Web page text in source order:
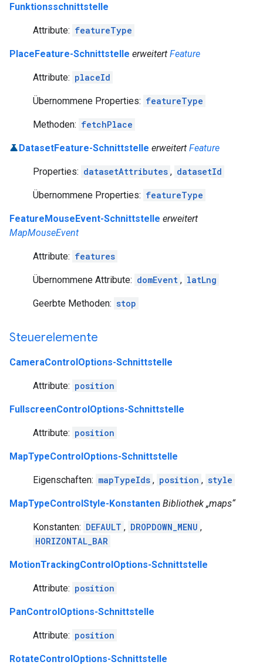
Funktionsschnittstelle
Attribute: featureType
PlaceFeature-Schnittstelle erweitert Feature
Attribute: placeId
Übernommene Properties: featureType
Methoden: fetchPlace
DatasetFeature-Schnittstelle erweitert Feature
Properties: datasetAttributes , datasetId
Übernommene Properties: featureType
FeatureMouseEvent-Schnittstelle erweitert
MapMouseEvent
Attribute: features
Übernommene Attribute: domEvent , latLng
Geerbte Methoden: stop
Steuerelemente
CameraControlOptions-Schnittstelle
Attribute: position
FullscreenControlOptions-Schnittstelle
Attribute: position
MapTypeControlOptions-Schnittstelle
Eigenschaften: mapTypeIds , position , style
MapTypeControlStyle-Konstanten Bibliothek „maps“
Konstanten: DEFAULT , DROPDOWN_MENU ,
HORIZONTAL_BAR
MotionTrackingControlOptions-Schnittstelle
Attribute: position
PanControlOptions-Schnittstelle
Attribute: position
RotateControlOptions-Schnittstelle